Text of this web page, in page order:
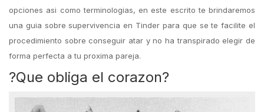
opciones asi como terminologias, en este escrito te brindaremos
una guia sobre supervivencia en Tinder para que se te facilite el
procedimiento sobre conseguir atar y no ha transpirado elegir de
forma perfecta a tu proxima pareja.
?Que obliga el corazon?